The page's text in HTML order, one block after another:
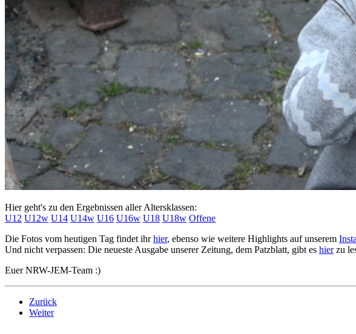
Hier geht's zu den Ergebnissen aller Altersklassen:
U12 U12w U14 U14w U16 U16w U18 U18w Offene
Die Fotos vom heutigen Tag findet ihrhier, ebenso wie weitere Highlights auf unserem
Und nicht verpassen: Die neueste Ausgabe unserer Zeitung, dem Patzblatt, gibt es hierzu
Euer NRW-JEM-Team :)
Zurück
Weiter